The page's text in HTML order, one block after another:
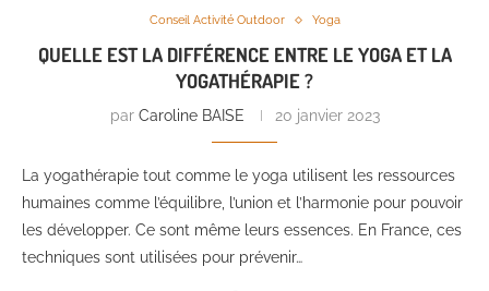
Conseil Activité Outdoor Yoga
QUELLE EST LA DIFFÉRENCE ENTRE LE YOGA ET LA
YOGATHÉRAPIE ?
par Caroline BAISE 20 janvier 2023
La yogathérapie tout comme le yoga utilisent les ressources
humaines comme l’équilibre, l’union et l’harmonie pour pouvoir
les développer. Ce sont même leurs essences. En France, ces
techniques sont utilisées pour prévenir…